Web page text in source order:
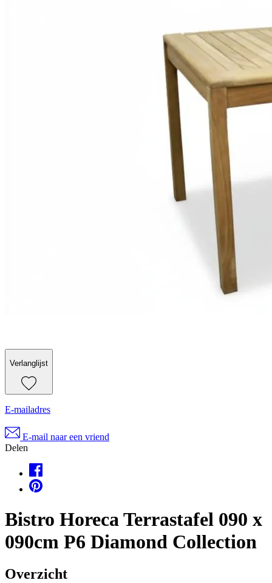
Verlanglijst
E-mailadres
E-mail naar een vriend
Delen
Bistro Horeca Terrastafel 090 x
090cm P6 Diamond Collection
Overzicht